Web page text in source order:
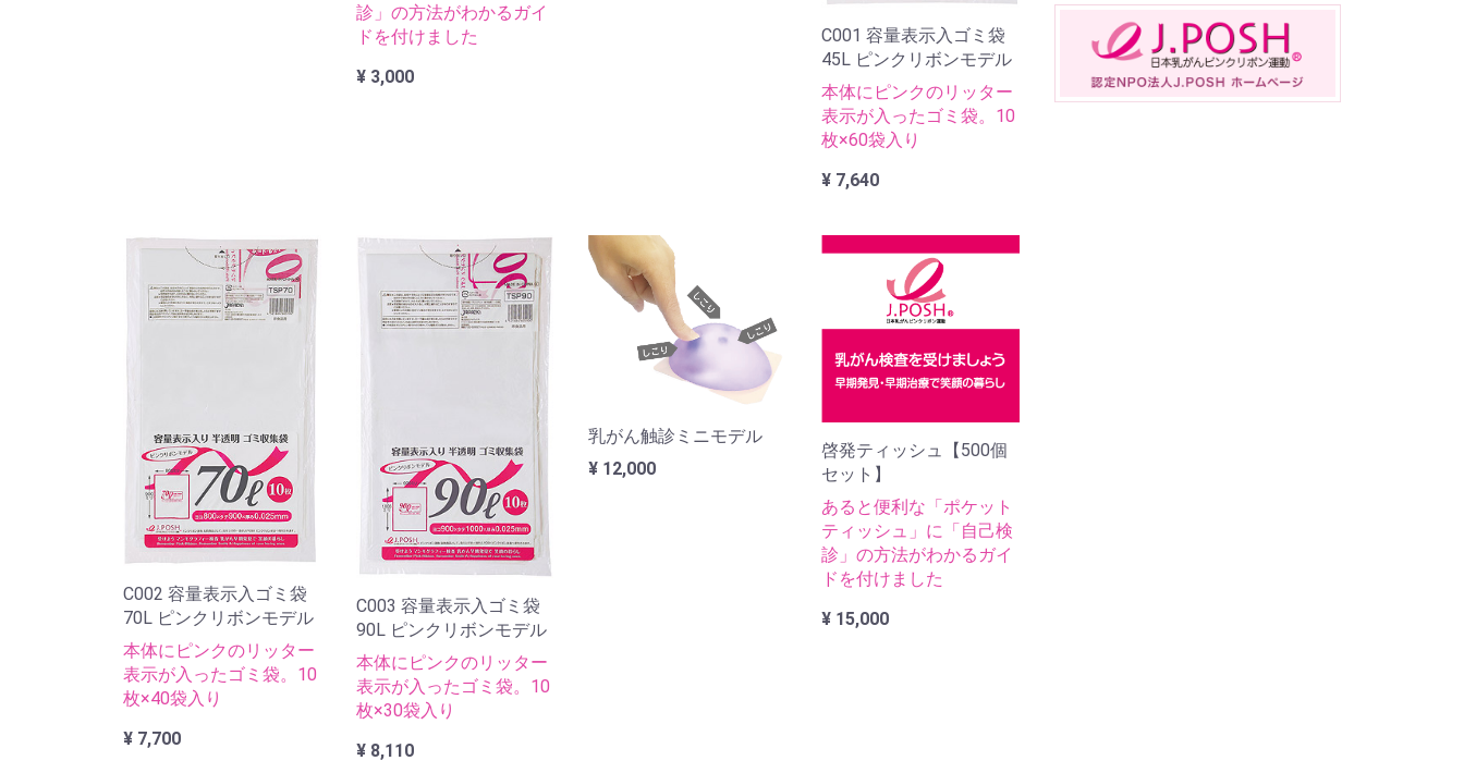
診」の方法がわかるガイ
ドを付けました
¥ 3,000
C001 容量表示入ゴミ袋
45L ピンクリボンモデル
本体にピンクのリッター
表示が入ったゴミ袋。10
枚×60袋入り
¥ 7,640
C002 容量表示入ゴミ袋
70L ピンクリボンモデル
本体にピンクのリッター
表示が入ったゴミ袋。10
枚×40袋入り
¥ 7,700
C003 容量表示入ゴミ袋
90L ピンクリボンモデル
本体にピンクのリッター
表示が入ったゴミ袋。10
枚×30袋入り
¥ 8,110
乳がん触診ミニモデル
¥ 12,000
啓発ティッシュ【500個
セット】
あると便利な「ポケット
ティッシュ」に「自己検
診」の方法がわかるガイ
ドを付けました
¥ 15,000